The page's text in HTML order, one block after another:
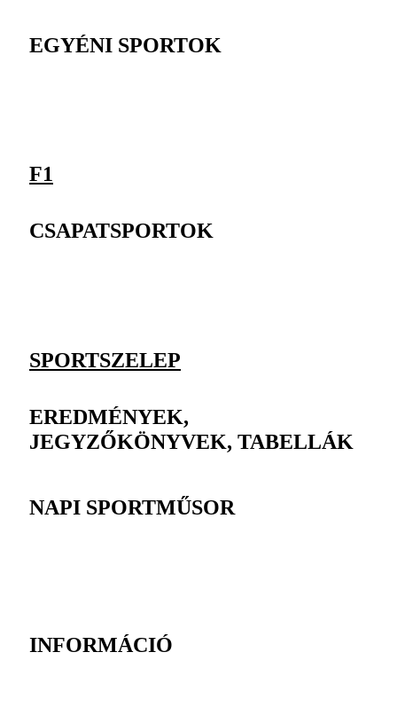
EGYÉNI SPORTOK
F1
CSAPATSPORTOK
SPORTSZELEP
EREDMÉNYEK,
JEGYZŐKÖNYVEK, TABELLÁK
NAPI SPORTMŰSOR
INFORMÁCIÓ